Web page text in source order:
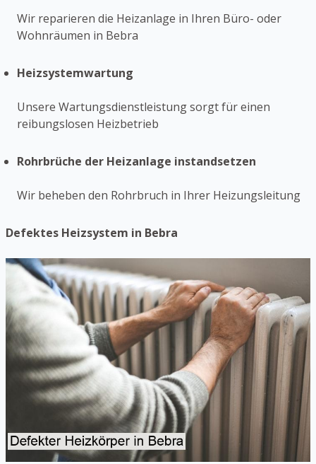
Wir reparieren die Heizanlage in Ihren Büro- oder
Wohnräumen in Bebra
Heizsystemwartung
Unsere Wartungsdienstleistung sorgt für einen
reibungslosen Heizbetrieb
Rohrbrüche der Heizanlage instandsetzen
Wir beheben den Rohrbruch in Ihrer Heizungsleitung
Defektes Heizsystem in Bebra